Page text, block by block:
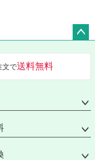
へ
文で送料無料